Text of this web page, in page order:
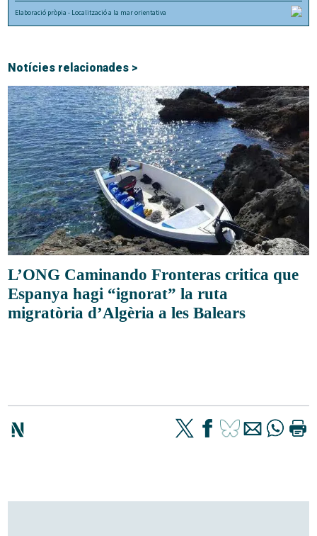
Notícies relacionades >
L’ONG Caminando Fronteras critica que
Espanya hagi “ignorat” la ruta
migratòria d’Algèria a les Balears